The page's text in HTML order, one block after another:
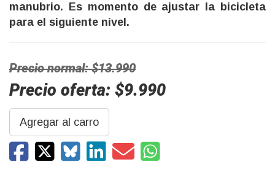
manubrio. Es momento de ajustar la bicicleta
para el siguiente nivel.
Precio normal: $13.990
Precio oferta: $9.990
Agregar al carro